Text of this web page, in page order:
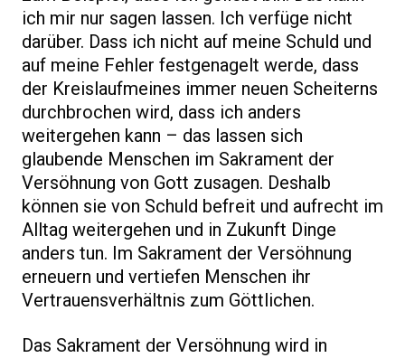
ich mir nur sagen lassen. Ich verfüge nicht
darüber. Dass ich nicht auf meine Schuld und
auf meine Fehler festgenagelt werde, dass
der Kreislaufmeines immer neuen Scheiterns
durchbrochen wird, dass ich anders
weitergehen kann – das lassen sich
glaubende Menschen im Sakrament der
Versöhnung von Gott zusagen. Deshalb
können sie von Schuld befreit und aufrecht im
Alltag weitergehen und in Zukunft Dinge
anders tun. Im Sakrament der Versöhnung
erneuern und vertiefen Menschen ihr
Vertrauensverhältnis zum Göttlichen.
Das Sakrament der Versöhnung wird in